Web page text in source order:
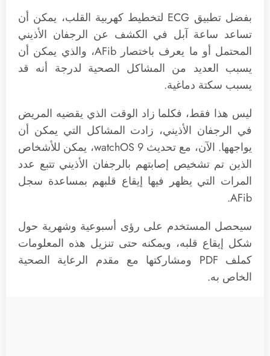
بفضل تطبيق ECG لتخطيط كهربية القلب، يمكن أن
تساعد ساعة آبل في الكشف عن الرجفان الأذيني
المحتمل أو ما يعرف باختصار AFib، والذي يمكن أن
يسبب العديد من المشاكل الصحية لدرجة أنه قد
يسبب سكتة دماغية.
ليس هذا فقط، فكلما زاد الوقت الذي يقضيه المريض
في الرجفان الأذيني، زادت المشاكل التي يمكن أن
يواجهها. الآن، مع تحديث watchOS 9، يمكن للأشخاص
الذين تم تشخيص إصابتهم بالرجفان الأذيني تتبع عدد
المرات التي يظهر فيها إيقاع قلبهم بمساعدة سجل
AFib.
سيحصل المستخدم على رؤى أسبوعية وشهرية حول
شكل إيقاع قلبه، ويمكنه حتى تنزيل هذه المعلومات
كملف PDF ومشاركتها مع مقدم الرعاية الصحية
الخاص به.